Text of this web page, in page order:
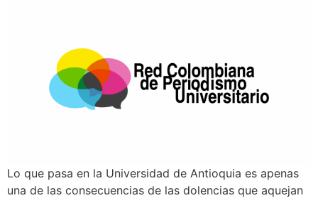
Lo que pasa en la Universidad de Antioquia es apenas
una de las consecuencias de las dolencias que aquejan